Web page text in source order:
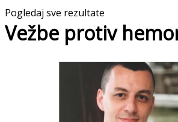
Pogledaj sve rezultate
Vežbe protiv